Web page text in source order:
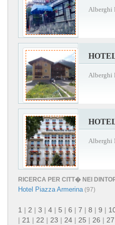
Alberghi
Alberghi
Alberghi
RICERCA PER CITT� NEI
Hotel Piazza Armerina(97)
1 | 2 | 3 | 4 | 5 | 6 | 7 | 8 | 9 |
| 21 | 22 | 23 | 24 | 25 | 26 | 27